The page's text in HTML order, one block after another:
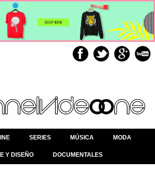
SERIES MÚSICA MODA
Y DISEÑO DOCUMENTALES